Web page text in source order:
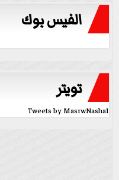
الفيس بوك
تويتر
Tweets by MasrwNasha1